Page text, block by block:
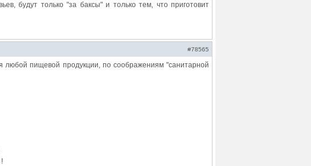
будут только "за баксы" и только тем, что приготовит
#78565
любой пищевой продукции, по соображениям "санитарной